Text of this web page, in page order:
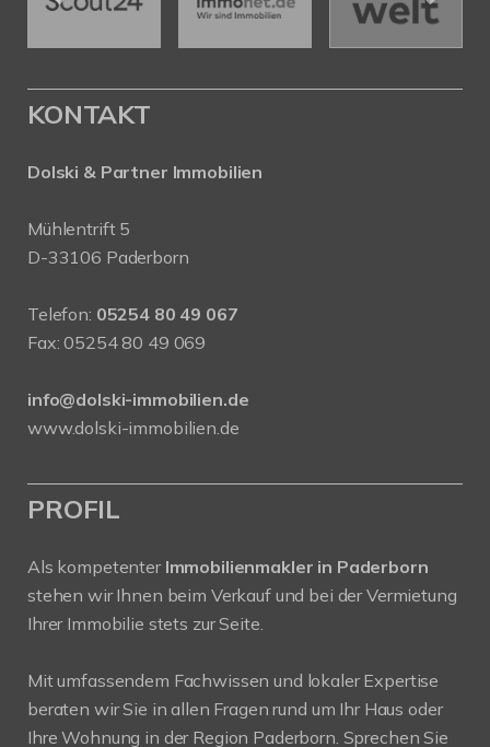
KONTAKT
Dolski & Partner Immobilien
Mühlentrift 5
D-33106 Paderborn
Telefon: 05254 80 49 067
Fax: 05254 80 49 069
info@dolski-immobilien.de
www.dolski-immobilien.de
PROFIL
Als kompetenter Immobilienmakler in Paderborn
stehen wir Ihnen beim Verkauf und bei der Vermietung
Ihrer Immobilie stets zur Seite.
Mit umfassendem Fachwissen und lokaler Expertise
beraten wir Sie in allen Fragen rund um Ihr Haus oder
Ihre Wohnung in der Region Paderborn. Sprechen Sie